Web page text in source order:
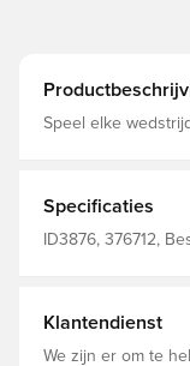
Speel elke
HybridTouch-
perfect contact te
Controlframe 2.0-
elementen adidas
Specificaties
ID3876, 376712,
Klantendienst
We zijn er om te